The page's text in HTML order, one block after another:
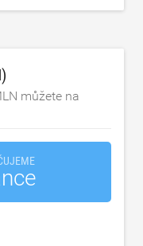
můžete na